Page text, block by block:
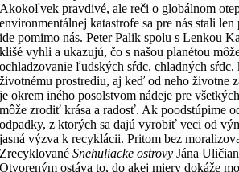
Akokoľvek pravdivé, ale reči o globálnom
environmentálnej katastrofe sa pre nás stali
ide pomimo nás. Peter Palik spolu s Lenkou
klišé vyhli a ukazujú, čo s našou planétou
ochladzovanie ľudských sŕdc, chladných sŕdc,
životnému prostrediu, aj keď od neho životne
je okrem iného posolstvom nádeje pre
môže zrodiť krása a radosť. Ak poodstúpime
odpadky, z ktorých sa dajú vyrobiť veci od
jasná výzva k recyklácii. Pritom bez
ZrecyklovanéSnehuliacke ostrovy Jána
Otvoreným ostáva to, do akej miery dokáže